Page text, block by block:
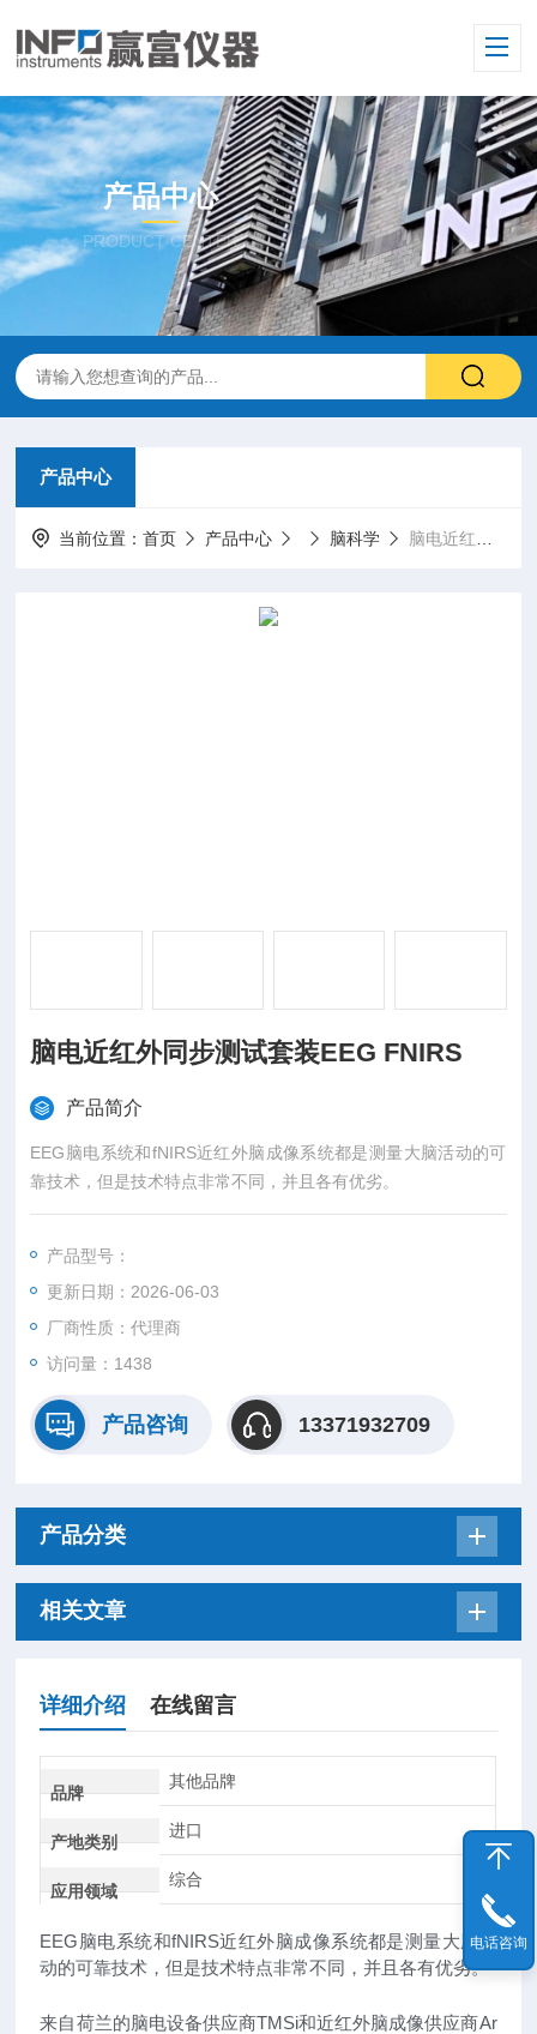
产品中心
PRODUCT CENTER
产品中心
当前位置：首页 产品中心 脑科学 脑电近红外同步测试套装EEG FNIRS
脑电近红外同步测试套装EEG FNIRS
产品简介
EEG脑电系统和fNIRS近红外脑成像系统都是测量大脑活动的可
靠技术，但是技术特点非常不同，并且各有优劣。
产品型号：
更新日期：2026-06-03
厂商性质：代理商
访问量：1438
产品咨询 13371932709
产品分类
相关文章
详细介绍 在线留言
品牌
其他品牌
产地类别
进口
应用领域
综合
EEG脑电系统和fNIRS近红外脑成像系统都是测量大脑活
动的可靠技术，但是技术特点非常不同，并且各有优劣。
来自荷兰的脑电设备供应商TMSi和近红外脑成像供应商Ar
电话咨询